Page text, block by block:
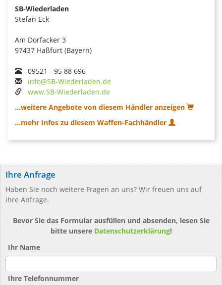
SB-Wiederladen
Stefan Eck
Am Dorfacker 3
97437 Haßfurt (Bayern)
09521 - 95 88 696
info@SB-Wiederladen.de
www.SB-Wiederladen.de
...weitere Angebote von diesem Händler anzeigen
...mehr Infos zu diesem Waffen-Fachhändler
Ihre Anfrage
Haben Sie noch weitere Fragen an uns? Wir freuen uns auf
ihre Anfrage.
Bevor Sie das Formular ausfüllen und absenden, lesen Sie
bitte unsere Datenschutzerklärung!
Ihr Name
Ihre Telefonnummer